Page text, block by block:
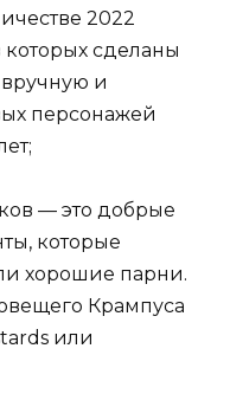
2022
сделаны
и
персонажей
— это добрые
которые
хорошие парни.
Крампуса
или